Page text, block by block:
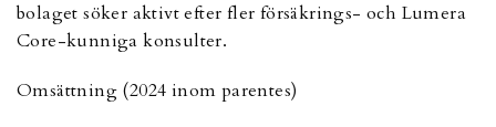
bolaget söker aktivt efter fler försäkrings- och Lumera
Core-kunniga konsulter.
Omsättning (2024 inom parentes)